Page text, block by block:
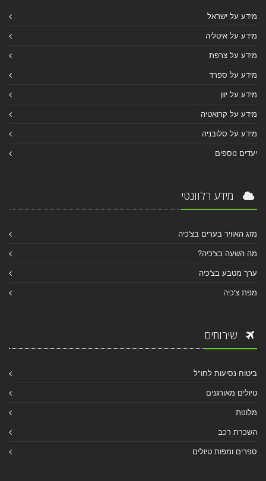
מידע על ישראל
מידע על איטליה
מידע על צרפת
מידע על ספרד
מידע על יוון
מידע על קרואטיה
מידע על סלובניה
יעדים נוספים
מידע רלוונטי
מזג האוויר בערים בצ'כיה
מה השעה בצ'כיה?
ערך מטבע בצ'כיה
מפת צ'כיה
שירותים
ביטוח נסיעות לחו"ל
טיולים מאורגנים
מלונות
השכרת רכב
ספרים ומפות טיולים